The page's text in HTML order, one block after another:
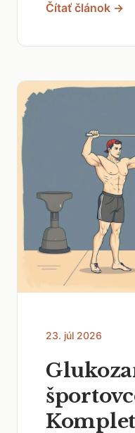
Čítať článok →
23. júl 2026